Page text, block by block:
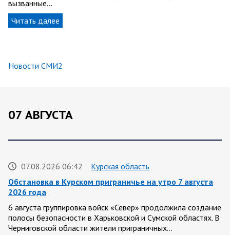
вызванные…
Читать далее
Новости СМИ2
07 АВГУСТА
07.08.2026 06:42
Курская область
Обстановка в Курском приграничье на утро 7 августа
2026 года
6 августа группировка войск «Север» продолжила создание
полосы безопасности в Харьковской и Сумской областях. В
Черниговской области жители приграничных…